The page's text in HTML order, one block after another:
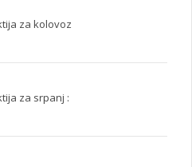
za kolovoz
za srpanj :